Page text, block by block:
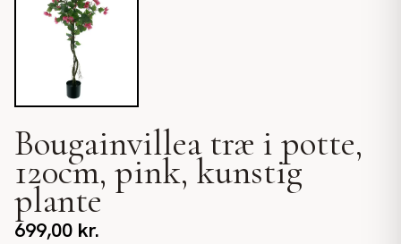
Bougainvillea træ i potte,
120cm, pink, kunstig
plante
699,00 kr.